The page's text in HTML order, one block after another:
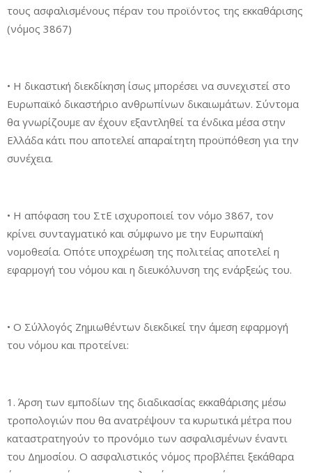
τους ασφαλισμένους πέραν του προϊόντος της εκκαθάρισης
(νόμος 3867)
• Η δικαστική διεκδίκηση ίσως μπορέσει να συνεχιστεί στο
Ευρωπαϊκό δικαστήριο ανθρωπίνων δικαιωμάτων. Σύντομα
θα γνωρίζουμε αν έχουν εξαντληθεί τα ένδικα μέσα στην
Ελλάδα κάτι που αποτελεί απαραίτητη προϋπόθεση για την
συνέχεια.
• Η απόφαση του ΣτΕ ισχυροποιεί τον νόμο 3867, τον
κρίνει συνταγματικό και σύμφωνο με την Ευρωπαϊκή
νομοθεσία. Οπότε υποχρέωση της πολιτείας αποτελεί η
εφαρμογή του νόμου και η διευκόλυνση της ενάρξεώς του.
• Ο Σύλλογός Ζημιωθέντων διεκδικεί την άμεση εφαρμογή
του νόμου και προτείνει:
1. Άρση των εμποδίων της διαδικασίας εκκαθάρισης μέσω
τροπολογιών που θα ανατρέψουν τα κυρωτικά μέτρα που
καταστρατηγούν το προνόμιο των ασφαλισμένων έναντι
του Δημοσίου. Ο ασφαλιστικός νόμος προβλέπει ξεκάθαρα